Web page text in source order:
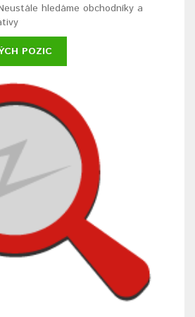
hledáme obchodníky a
POZIC